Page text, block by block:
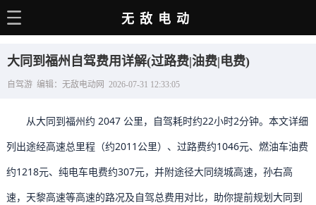
电动百科
充电站
无敌电动
大同到福州自驾费用详解(过路费|油费|电费)
自驾游 编辑：无敌电动网 2026-07-31 12:33:05
从大同到福州约 2047 公里，自驾耗时约22小时2分钟。本文详细
列出途经高速总里程（约2011公里）、过路费约1046元、燃油车油费
约1218元、纯电车电费约307元，并附途径大同绕城高速，孙右高
速，天黎高速等高速的路况及自驾总费用对比，助你提前规划大同到